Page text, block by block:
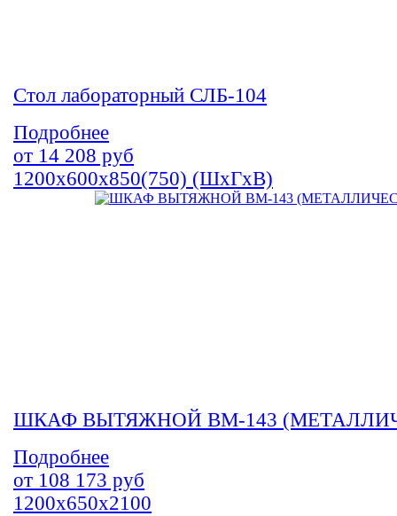
Стол лабораторный СЛБ-104
Подробнее
от 14 208 руб
1200х600х850(750) (ШхГхВ)
ШКАФ ВЫТЯЖНОЙ ВМ-143
Подробнее
от 108 173 руб
1200х650х2100